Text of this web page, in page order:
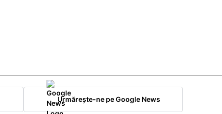
Urmărește-ne pe Google News